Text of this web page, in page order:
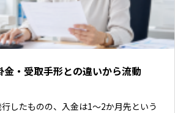
・受取手形との違いから流動
したものの、入金は1〜2か月先という